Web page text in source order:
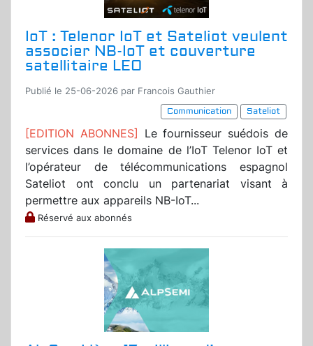
IoT : Telenor IoT et Sateliot veulent
associer NB-IoT et couverture
satellitaire LEO
Publié le 25-06-2026 par Francois Gauthier
Communication
Sateliot
[EDITION ABONNES] Le fournisseur suédois de
services dans le domaine de l’IoT Telenor IoT et
l’opérateur de télécommunications espagnol
Sateliot ont conclu un partenariat visant à
permettre aux appareils NB-IoT...
Réservé aux abonnés